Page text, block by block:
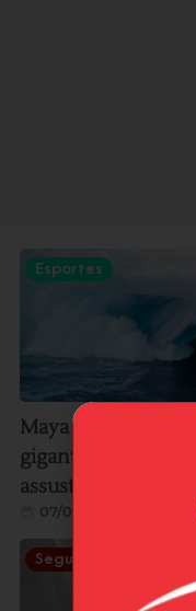
Esportes
Maya Carpinelli
gigante em
assustador e
07/08/2026
Segurança